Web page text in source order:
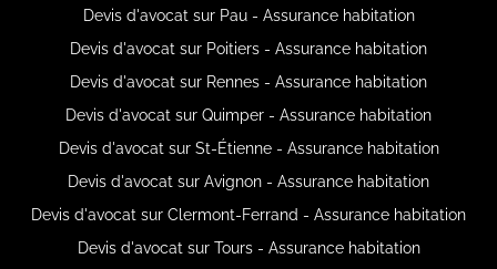
Devis d'avocat sur Pau - Assurance habitation
Devis d'avocat sur Poitiers - Assurance habitation
Devis d'avocat sur Rennes - Assurance habitation
Devis d'avocat sur Quimper - Assurance habitation
Devis d'avocat sur St-Étienne - Assurance habitation
Devis d'avocat sur Avignon - Assurance habitation
Devis d'avocat sur Clermont-Ferrand - Assurance habitation
Devis d'avocat sur Tours - Assurance habitation